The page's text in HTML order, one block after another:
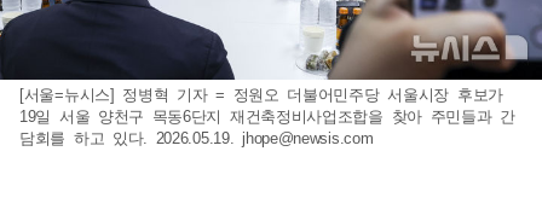
[서울=뉴시스] 정병혁 기자 = 정원오 더불어민주당 서울시장 후보가
19일 서울 양천구 목동6단지 재건축정비사업조합을 찾아 주민들과 간
담회를 하고 있다. 2026.05.19. jhope@newsis.com